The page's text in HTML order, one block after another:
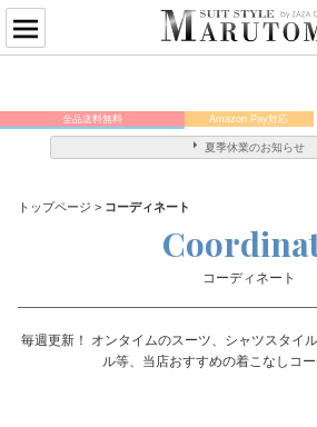
全品送料無料
Amazon Pay対応
メンバー様はポイント5倍！
夏季休業のお知らせ
トップページ > コーディネート
コーディネート
毎週更新！ オンタイムのスーツ、シャツスタイ
ル等、当店おすすめの着こなしコ